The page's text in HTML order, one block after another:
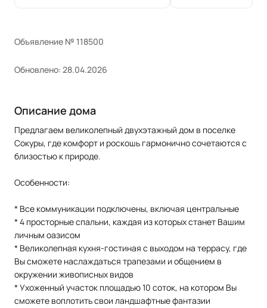
Объявление № 118500
Обновлено: 28.04.2026
Описание дома
Предлагаем великолепный двухэтажный дом в поселке
Сокуры, где комфорт и роскошь гармонично сочетаются с
близостью к природе.
Особенности:
* Все коммуникации подключены, включая центральные
* 4 просторные спальни, каждая из которых станет Вашим
личным оазисом
* Великолепная кухня-гостиная с выходом на террасу, где
Вы сможете наслаждаться трапезами и общением в
окружении живописных видов
* Ухоженный участок площадью 10 соток, на котором Вы
сможете воплотить свои ландшафтные фантазии